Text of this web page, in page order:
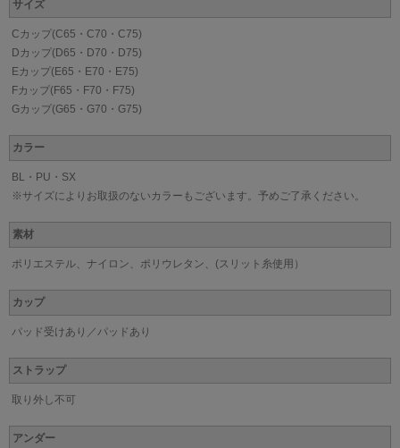
サイズ
Cカップ(C65・C70・C75)
Dカップ(D65・D70・D75)
Eカップ(E65・E70・E75)
Fカップ(F65・F70・F75)
Gカップ(G65・G70・G75)
カラー
BL・PU・SX
※サイズによりお取扱のないカラーもございます。予めご了承ください。
素材
ポリエステル、ナイロン、ポリウレタン、(スリット糸使用）
カップ
パッド受けあり／パッドあり
ストラップ
取り外し不可
アンダー